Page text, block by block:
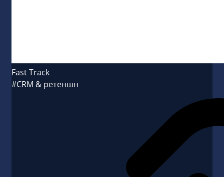
Fast Track
#CRM & ретеншн